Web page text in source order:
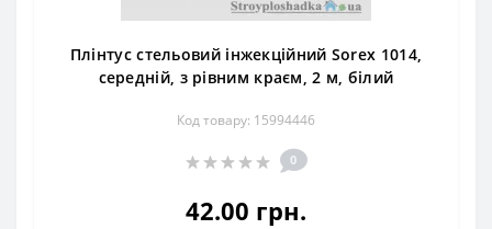
Плінтус стельовий інжекційний Sorex 1014,
середній, з рівним краєм, 2 м, білий
Код товару: 15994446
0
42.00 грн.